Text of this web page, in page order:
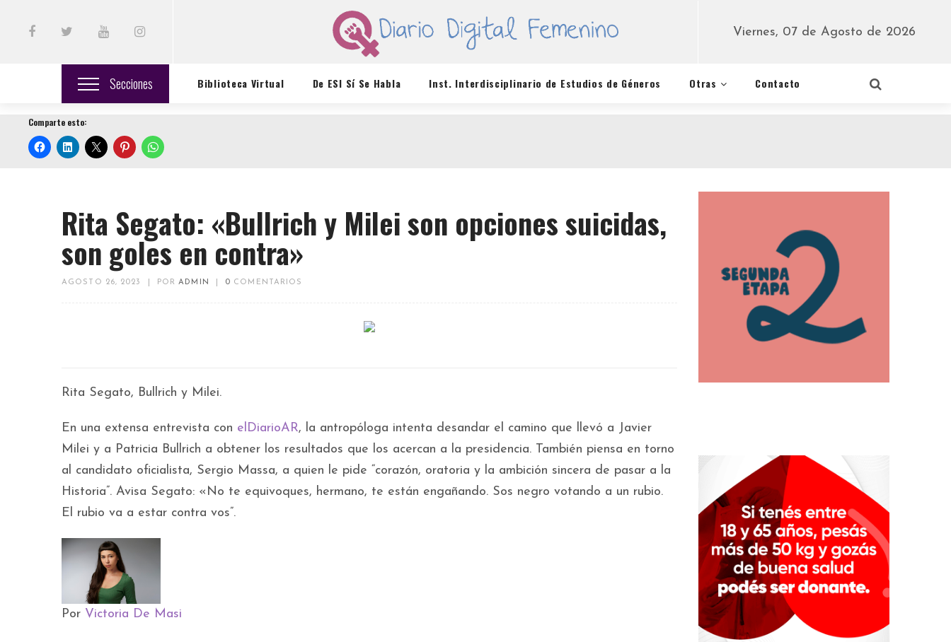
Viernes, 07 de Agosto de 2026
Secciones Biblioteca Virtual De ESI Sí Se Habla Inst. Interdisciplinario de Estudios de Géneros Otras Contacto
Comparte esto:
Rita Segato: «Bullrich y Milei son opciones suicidas,
son goles en contra»
AGOSTO 26, 2023 PORADMIN 0 COMENTARIOS
Rita Segato, Bullrich y Milei.
En una extensa entrevista con elDiarioAR, la antropóloga intenta desandar el camino que llevó a Javier
Milei y a Patricia Bullrich a obtener los resultados que los acercan a la presidencia. También piensa en torno
al candidato oficialista, Sergio Massa, a quien le pide “corazón, oratoria y la ambición sincera de pasar a la
Historia”. Avisa Segato: «No te equivoques, hermano, te están engañando. Sos negro votando a un rubio.
El rubio va a estar contra vos”.
Por Victoria De Masi